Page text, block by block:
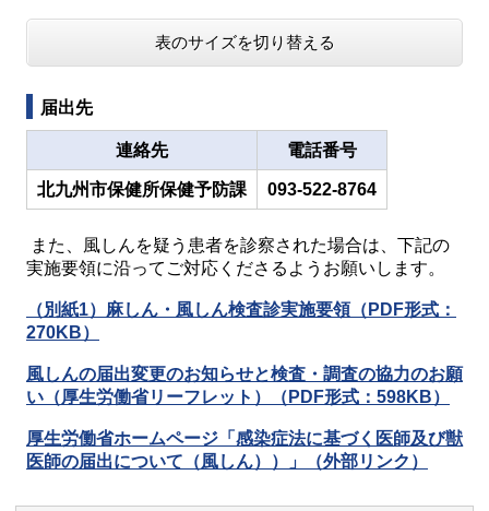
表のサイズを切り替える
届出先
連絡先 電話番号
北九州市保健所保健予防課 093-522-8764
また、風しんを疑う患者を診察された場合は、下記の
実施要領に沿ってご対応くださるようお願いします。
（別紙1）麻しん・風しん検査診実施要領（PDF形式：
270KB）
風しんの届出変更のお知らせと検査・調査の協力のお願
い（厚生労働省リーフレット）（PDF形式：598KB）
厚生労働省ホームページ「感染症法に基づく医師及び獣
医師の届出について（風しん））」（外部リンク）